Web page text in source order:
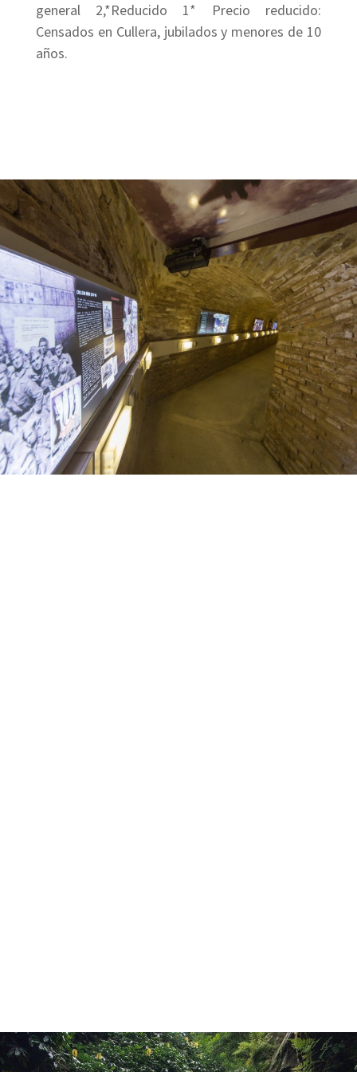
general 2,*Reducido 1* Precio reducido:
Censados en Cullera, jubilados y menores de 10
años.